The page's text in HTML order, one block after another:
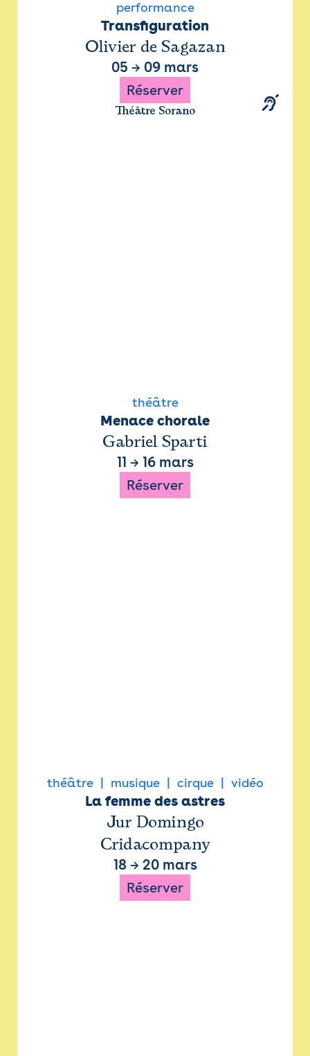
performance
Transfiguration
Olivier de Sagazan
05 → 09 mars
Réserver
Théâtre Sorano
théâtre
Menace chorale
Gabriel Sparti
11 → 16 mars
Réserver
théâtre musique cirque vidéo
La femme des astres
Jur Domingo
Cridacompany
18 → 20 mars
Réserver